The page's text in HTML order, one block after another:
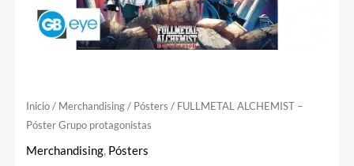
Inicio/ Merchandising/ Pósters / FULLMETAL ALCHEMIST –
Póster Grupo protagonistas
Merchandising, Pósters